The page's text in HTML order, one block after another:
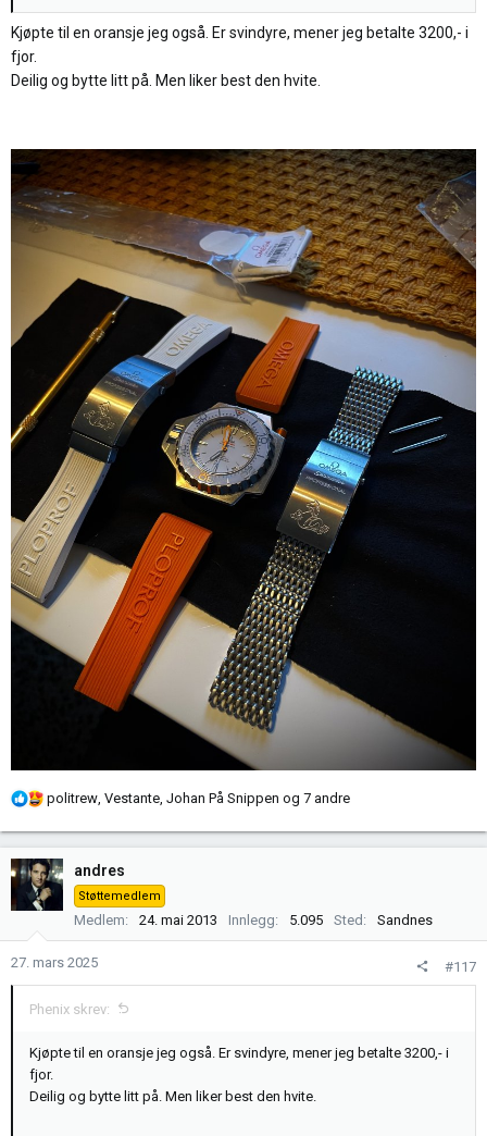
Kjøpte til en oransje jeg også. Er svindyre, mener jeg betalte 3200,- i
fjor.
Deilig og bytte litt på. Men liker best den hvite.
R
k
s
j
e
:
politrew Vestante Johan På Snippen og 7 andre
andres
Støttemedlem
Medlem 24. mai 2013 Innlegg 5.095 Sted Sandnes
27. mars 2025 #117
Phenix skrev:
Kjøpte til en oransje jeg også. Er svindyre, mener jeg betalte 3200,- i
fjor.
Deilig og bytte litt på. Men liker best den hvite.